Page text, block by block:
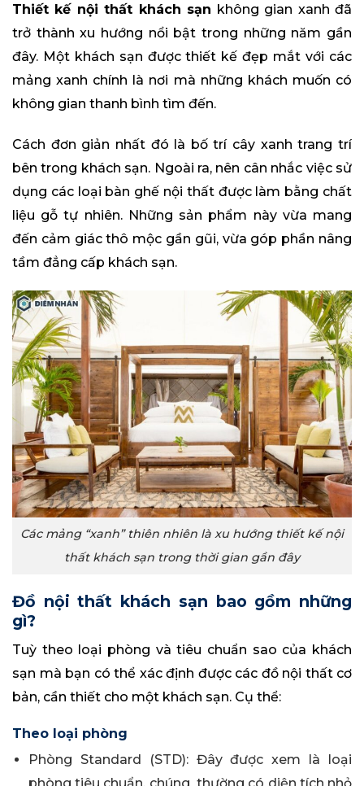
Thiết kế nội thất khách sạn không gian xanh đã
trở thành xu hướng nổi bật trong những năm gần
đây. Một khách sạn được thiết kế đẹp mắt với các
mảng xanh chính là nơi mà những khách muốn có
không gian thanh bình tìm đến.
Cách đơn giản nhất đó là bố trí cây xanh trang trí
bên trong khách sạn. Ngoài ra, nên cân nhắc việc sử
dụng các loại bàn ghế nội thất được làm bằng chất
liệu gỗ tự nhiên. Những sản phẩm này vừa mang
đến cảm giác thô mộc gần gũi, vừa góp phần nâng
tầm đẳng cấp khách sạn.
Các mảng “xanh” thiên nhiên là xu hướng thiết kế nội
thất khách sạn trong thời gian gần đây
Đồ nội thất khách sạn bao gồm những
gì?
Tuỳ theo loại phòng và tiêu chuẩn sao của khách
sạn mà bạn có thể xác định được các đồ nội thất cơ
bản, cần thiết cho một khách sạn. Cụ thể:
Theo loại phòng
Phòng Standard (STD): Đây được xem là loại